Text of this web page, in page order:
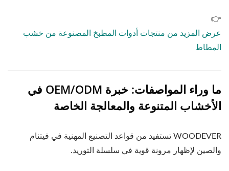
👉
عرض المزيد من منتجات أدوات المطبخ المصنوعة من خشب
المطاط
ما وراء المواصفات: خبرة OEM/ODM في
الأخشاب المتنوعة والمعالجة الخاصة
WOODEVER تستفيد من قواعد التصنيع المهنية في فيتنام
والصين لإظهار مرونة قوية في سلسلة التوريد.